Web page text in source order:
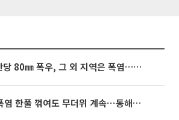
동해안은 시간당 80㎜ 폭우, 그 외 지역은 폭염…‘극과 극 날씨’
[내일 날씨] 폭염 한풀 꺾여도 무더위 계속⋯동해안 이틀 연속 비